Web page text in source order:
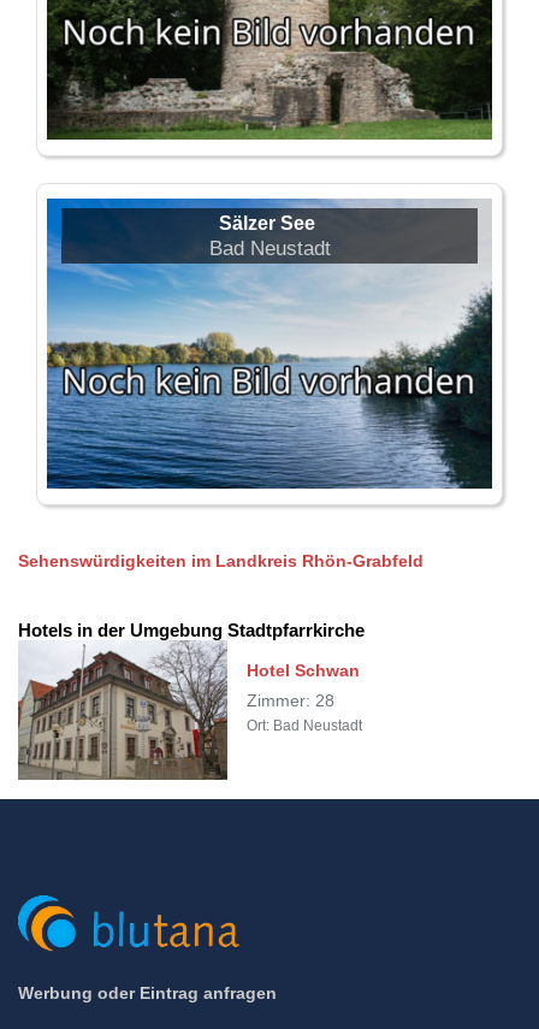
Sälzer See
Bad Neustadt
Sehenswürdigkeiten im Landkreis Rhön-Grabfeld
Hotels in der Umgebung Stadtpfarrkirche
Hotel Schwan
Zimmer: 28
Ort: Bad Neustadt
Werbung oder Eintrag anfragen